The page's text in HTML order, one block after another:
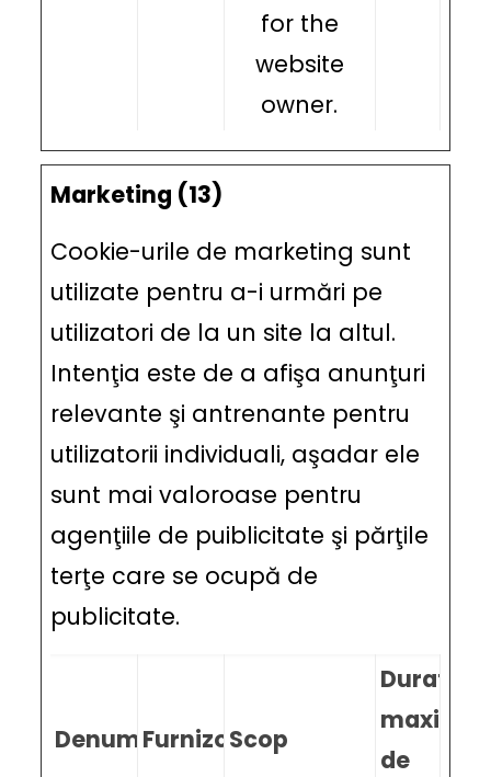
for the
website
owner.
Marketing (13)
Cookie-urile de marketing sunt
utilizate pentru a-i urmări pe
utilizatori de la un site la altul.
Intenţia este de a afişa anunţuri
relevante şi antrenante pentru
utilizatorii individuali, aşadar ele
sunt mai valoroase pentru
agenţiile de puiblicitate şi părţile
terţe care se ocupă de
publicitate.
DenumireFurnizorScop
Durata
maximă
de